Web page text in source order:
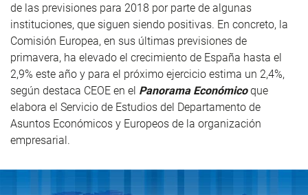
de las previsiones para 2018 por parte de algunas
instituciones, que siguen siendo positivas. En concreto, la
Comisión Europea, en sus últimas previsiones de
primavera, ha elevado el crecimiento de España hasta el
2,9% este año y para el próximo ejercicio estima un 2,4%,
según destaca CEOE en el Panorama Económicoque
elabora el Servicio de Estudios del Departamento de
Asuntos Económicos y Europeos de la organización
empresarial.